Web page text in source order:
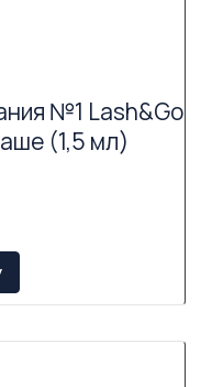
№1 Lash&Go
(1,5 мл)